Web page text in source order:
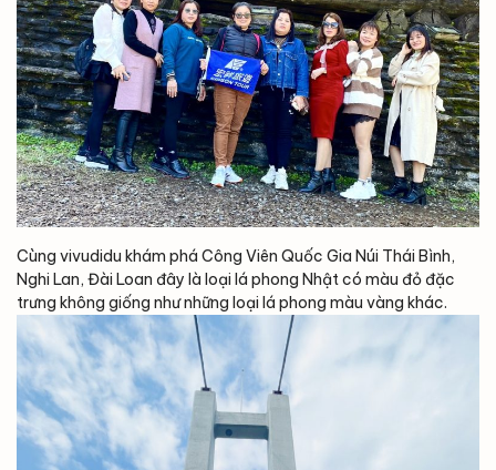
Cùng vivudidu khám phá Công Viên Quốc Gia Núi Thái Bình,
Nghi Lan, Đài Loan đây là loại lá phong Nhật có màu đỏ đặc
trưng không giống như những loại lá phong màu vàng khác.